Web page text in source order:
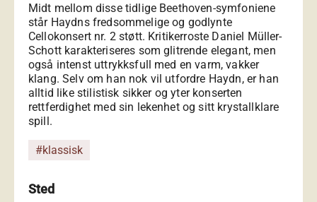
Midt mellom disse tidlige Beethoven-symfoniene
står Haydns fredsommelige og godlynte
Cellokonsert nr. 2 støtt. Kritikerroste Daniel Müller-
Schott karakteriseres som glitrende elegant, men
også intenst uttrykksfull med en varm, vakker
klang. Selv om han nok vil utfordre Haydn, er han
alltid like stilistisk sikker og yter konserten
rettferdighet med sin lekenhet og sitt krystallklare
spill.
#klassisk
Sted